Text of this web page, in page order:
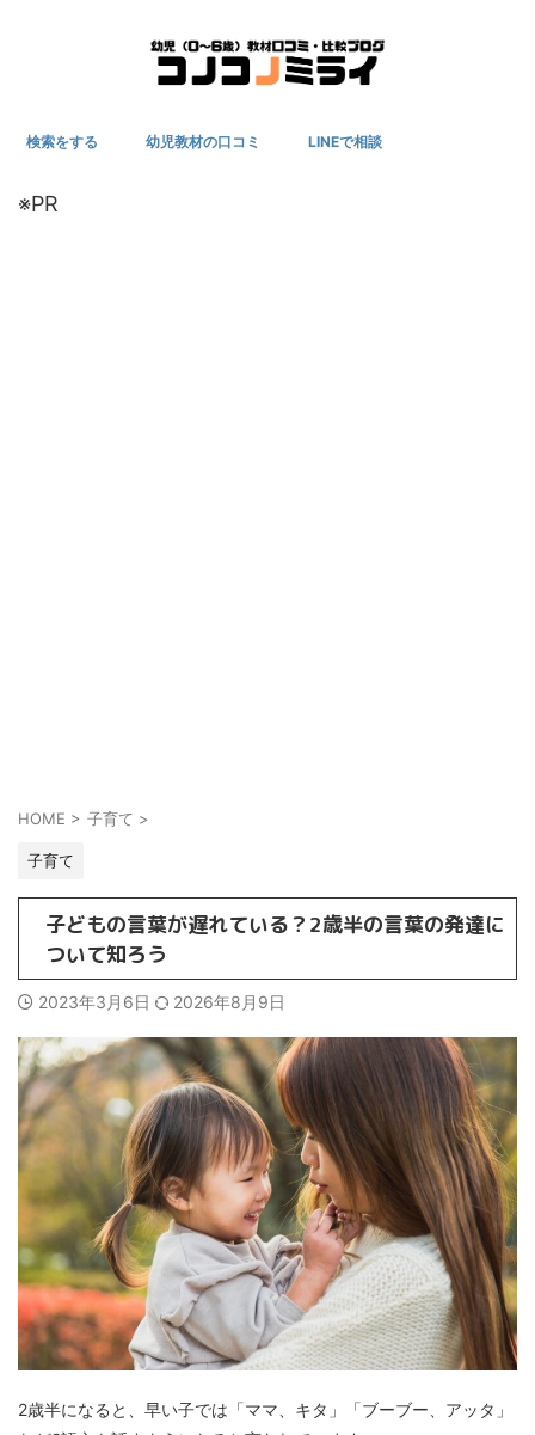
検索をする 幼児教材の口コミ LINEで相談
※PR
HOME > 子育て >
子育て
子どもの言葉が遅れている？2歳半の言葉の発達に
ついて知ろう
2023年3月6日 2026年8月9日
2歳半になると、早い子では「ママ、キタ」「ブーブー、アッタ」